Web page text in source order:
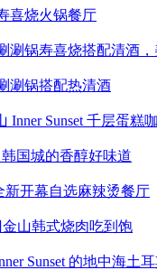
喜烧火锅餐厅
涮锅寿喜烧搭配清酒
涮锅搭配热清酒
Inner Sunset 千层蛋糕
韩国城的香醇好味道
新开幕自选麻辣烫餐厅
山韩式烧肉吃到饱
Sunset 的地中海土